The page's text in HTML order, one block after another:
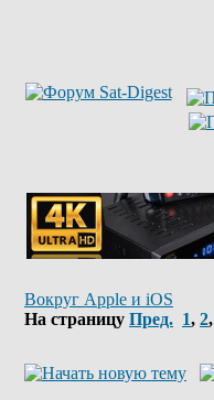
Вокруг Apple и iOS
На страницу Пред. 1, 2,